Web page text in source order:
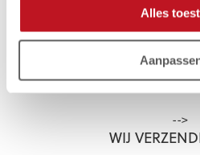
Alles
Blogs
-->
WIJ